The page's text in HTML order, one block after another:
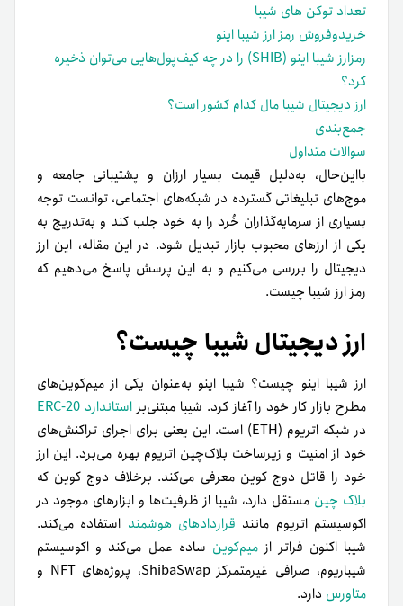
تعداد توکن های شیبا
خرید‌و‌فروش رمز ارز شیبا اینو
رمزارز شیبا اینو (SHIB) را در چه کیف‌پول‌هایی می‌توان ذخیره
کرد؟
ارز دیجیتال شیبا مال کدام کشور است؟
جمع‌بندی
سوالات متداول
با‌این‌حال، به‌دلیل قیمت بسیار ارزان و پشتیبانی جامعه و
موج‌های تبلیغاتی گسترده در شبکه‌های اجتماعی، توانست توجه
بسیاری از سرمایه‌گذاران خُرد را به خود جلب کند و به‌تدریج به
یکی از ارزهای محبوب بازار تبدیل شود. در این مقاله، این ارز
دیجیتال را بررسی می‌کنیم و به این پرسش پاسخ می‌دهیم که
رمز ارز شیبا چیست.
ارز دیجیتال شیبا چیست؟
ارز شیبا اینو چیست؟ شیبا اینو به‌عنوان یکی از میم‌کوین‌های
مطرح بازار کار خود را آغاز کرد. شیبا مبتنی‌براستاندارد ERC-20
در شبکه اتریوم (ETH) است. این یعنی برای اجرای تراکنش‌های
خود از امنیت و زیرساخت بلاک‌چین اتریوم بهره می‌برد. این ارز
خود را قاتل دوج کوین معرفی می‌کند. برخلاف دوج کوین که
بلاک ‌چین مستقل دارد، شیبا از ظرفیت‌ها و ابزارهای موجود در
اکوسیستم اتریوم مانند قراردادهای هوشمند استفاده می‌کند.
شیبا اکنون فراتر از میم‌کوین ساده عمل می‌کند و اکوسیستم
شیباریوم، صرافی غیرمتمرکز ShibaSwap، پروژه‌های NFT و
متاورس دارد.